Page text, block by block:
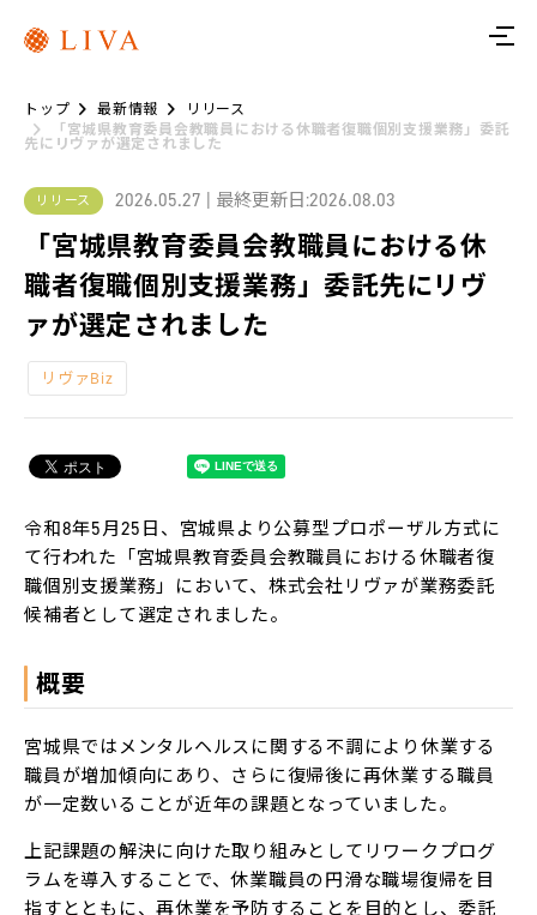
ト
ッ
リ
ヴ
に
つ
い
て
サ
ー
ビ
リ
ト
レ
LACICRA
リ
ヴ
ラ
カ
ラ
双
極
は
た
トップ 最新情報
リリース
「宮城県教育委員会教職員における休職者復職個別支援業務」委託
先にリヴァが選定されました
リリース 2026.05.27 | 最終更新日:2026.08.03
「宮城県教育委員会教職員における休
職者復職個別支援業務」委託先にリヴ
ァが選定されました
リヴァBiz
令和8年5月25日、宮城県より公募型プロポーザル方式に
て行われた「宮城県教育委員会教職員における休職者復
職個別支援業務」において、株式会社リヴァが業務委託
候補者として選定されました。
概要
宮城県ではメンタルヘルスに関する不調により休業する
職員が増加傾向にあり、さらに復帰後に再休業する職員
が一定数いることが近年の課題となっていました。
上記課題の解決に向けた取り組みとしてリワークプログ
ラムを導入することで、休業職員の円滑な職場復帰を目
指すとともに、再休業を予防することを目的とし、委託